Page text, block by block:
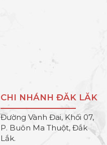
CHI NHÁNH ĐĂK LĂK
Đường Vành Đai, Khối 07,
P. Buôn Ma Thuột, Đắk
Lắk.